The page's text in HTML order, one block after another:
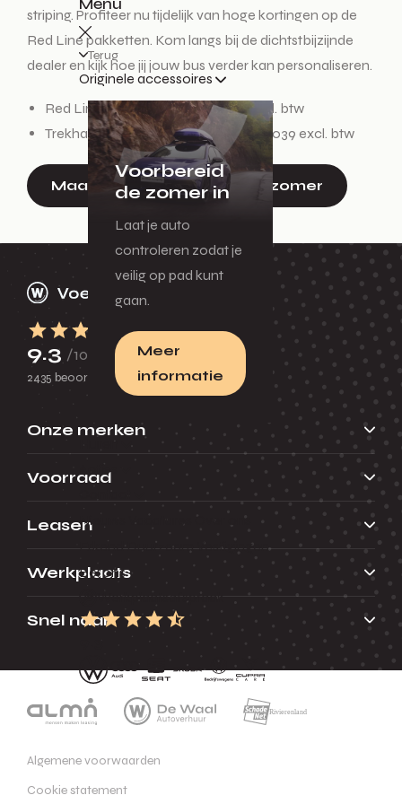
Terug
Originele accessoires
Voorbereid
de zomer in
Laat je auto
controleren zodat je
veilig op pad kunt
gaan.
Meer
informatie
Acties
Nieuws
Erkend Duurzaam Vestigingen
Bel ons
Werkplaatsafspraak
striping. Profiteer nu tijdelijk van hoge kortingen op de
Red Line pakketten. Kom langs bij de dichtstbijzijnde
dealer en kijk hoe jij jouw bus verder kan personaliseren.
Red Line Pakketten vanaf € 298 excl. btw
Trekhaak en fietsendrager vanaf € 1.039 excl. btw
Maak je auto klaar voor de zomer
9.3 /10
2435 beoordelingen
Onze merken
Voorraad
Leasen
Werkplaats
Snel naar
Algemene voorwaarden
Cookie statement